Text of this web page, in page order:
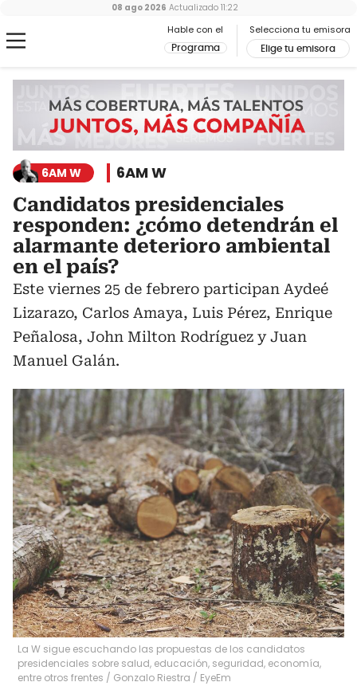
Hable con el
Programa
Selecciona tu emisora
Elige tu emisora
08 ago 2026 Actualizado 11:22
6AM W 6AM W
Candidatos presidenciales
responden: ¿cómo detendrán el
alarmante deterioro ambiental
en el país?
Este viernes 25 de febrero participan Aydeé
Lizarazo, Carlos Amaya, Luis Pérez, Enrique
Peñalosa, John Milton Rodríguez y Juan
Manuel Galán.
La W sigue escuchando las propuestas de los candidatos
presidenciales sobre salud, educación, seguridad, economía,
entre otros frentes / Gonzalo Riestra / EyeEm